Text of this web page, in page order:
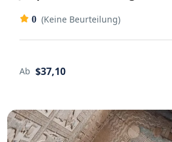
0 (Keine Beurteilung)
Ab $37,10